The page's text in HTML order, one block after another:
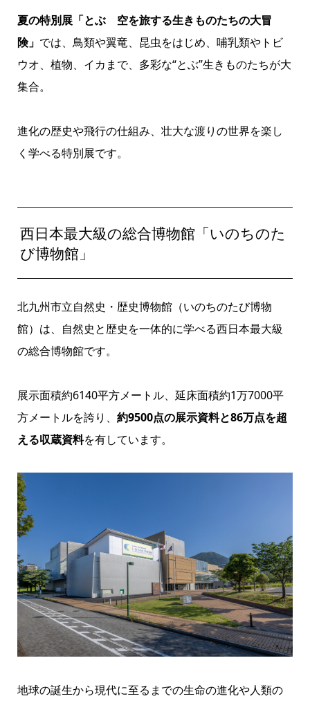
夏の特別展「とぶ 空を旅する生きものたちの大冒
険」 では、鳥類や翼竜、昆虫をはじめ、哺乳類やトビ
ウオ、植物、イカまで、多彩な“とぶ”生きものたちが大
集合。
進化の歴史や飛行の仕組み、壮大な渡りの世界を楽し
く学べる特別展です。
西日本最大級の総合博物館「いのちのた
び博物館」
北九州市立自然史・歴史博物館（いのちのたび博物
館）は、自然史と歴史を一体的に学べる西日本最大級
の総合博物館です。
展示面積約6140平方メートル、延床面積約1万7000平
方メートルを誇り、 約9500点の展示資料と86万点を超
える収蔵資料を有しています。
地球の誕生から現代に至るまでの生命の進化や人類の